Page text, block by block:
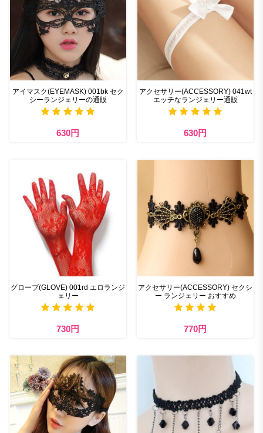
アイマスク(EYEMASK) 001bk セク
シーランジェリーの通販
630円
アクセサリー(ACCESSORY) 041wt
エッチなランジェリー通販
630円
グローブ(GLOVE) 001rd エロランジ
ェリー
730円
アクセサリー(ACCESSORY) セクシ
ー ランジェリー おすすめ
770円